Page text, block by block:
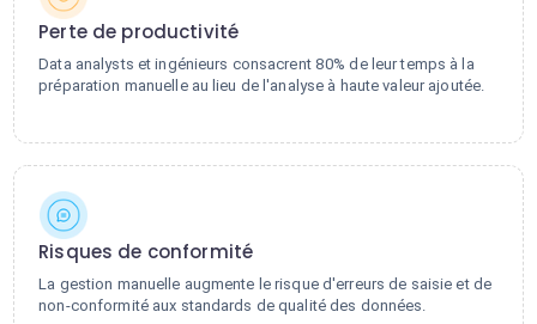
Perte de productivité
Data analysts et ingénieurs consacrent 80% de leur temps à la
préparation manuelle au lieu de l'analyse à haute valeur ajoutée.
Risques de conformité
La gestion manuelle augmente le risque d'erreurs de saisie et de
non-conformité aux standards de qualité des données.